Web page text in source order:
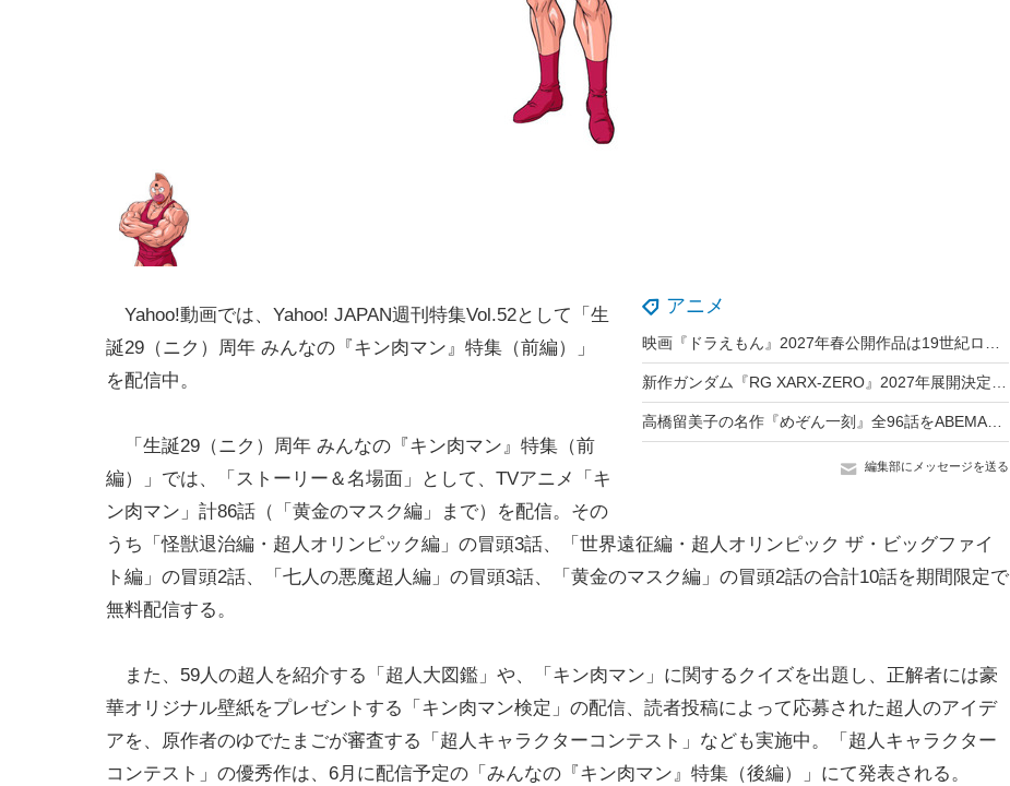
アニメ
編集部にメッセージを送る
Yahoo!動画では、Yahoo! JAPAN週刊特集Vol.52として「生
誕29（ニク）周年 みんなの『キン肉マン』特集（前編）」
を配信中。
「生誕29（ニク）周年 みんなの『キン肉マン』特集（前
編）」では、「ストーリー＆名場面」として、TVアニメ「キ
ン肉マン」計86話（「黄金のマスク編」まで）を配信。その
うち「怪獣退治編・超人オリンピック編」の冒頭3話、「世界遠征編・超人オリンピック ザ・ビッグファイ
ト編」の冒頭2話、「七人の悪魔超人編」の冒頭3話、「黄金のマスク編」の冒頭2話の合計10話を期間限定で
無料配信する。
また、59人の超人を紹介する「超人大図鑑」や、「キン肉マン」に関するクイズを出題し、正解者には豪
華オリジナル壁紙をプレゼントする「キン肉マン検定」の配信、読者投稿によって応募された超人のアイデ
アを、原作者のゆでたまごが審査する「超人キャラクターコンテスト」なども実施中。「超人キャラクター
コンテスト」の優秀作は、6月に配信予定の「みんなの『キン肉マン』特集（後編）」にて発表される。